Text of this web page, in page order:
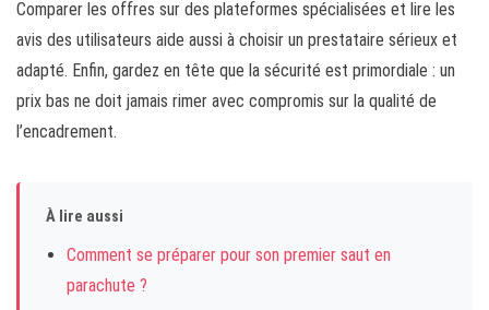
Comparer les offres sur des plateformes spécialisées et lire les
avis des utilisateurs aide aussi à choisir un prestataire sérieux et
adapté. Enfin, gardez en tête que la sécurité est primordiale : un
prix bas ne doit jamais rimer avec compromis sur la qualité de
l’encadrement.
À lire aussi
Comment se préparer pour son premier saut en
parachute ?